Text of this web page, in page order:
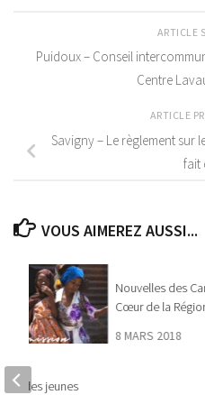
ARTICLE
Puidoux – Conseil
Centre
ARTICLE
Savigny – Le règlement sur
fait
VOUS AIMEREZ AUSSI...
Nouvelles des
Cœur de la
8 MARS 2018
la
des jeunes